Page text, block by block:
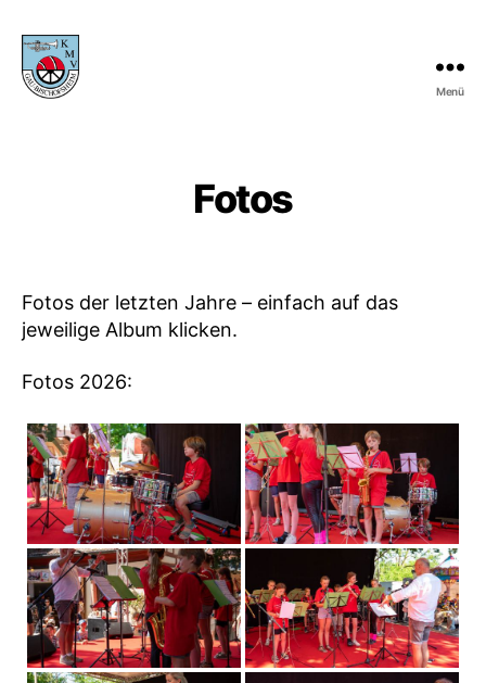
Menü
Fotos
Fotos der letzten Jahre – einfach auf das
jeweilige Album klicken.
Fotos 2026: